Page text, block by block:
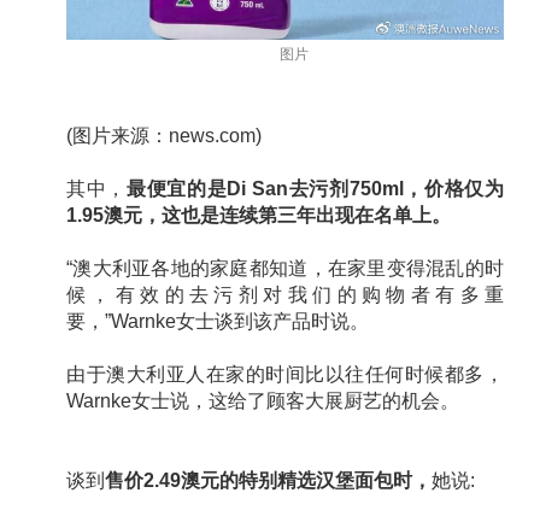
图片
(图片来源：news.com)
其中， 最便宜的是Di San去污剂750ml，价格仅为
1.95澳元，这也是连续第三年出现在名单上。
“澳大利亚各地的家庭都知道，在家里变得混乱的时
候，有效的去污剂对我们的购物者有多重
要，”Warnke女士谈到该产品时说。
由于澳大利亚人在家的时间比以往任何时候都多，
Warnke女士说，这给了顾客大展厨艺的机会。
谈到 售价2.49澳元的特别精选汉堡面包时， 她说: